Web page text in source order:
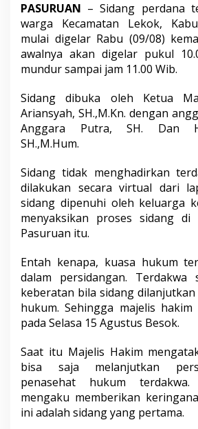
a
n
d
i
S
t
d
o
n
t
a
P
a
s
u
a
n
D
i
t
n
d
a
K
a
r
e
PASURUAN – Sidang perdana
warga Kecamatan Lekok,
mulai digelar Rabu (09/08)
awalnya akan digelar pukul
mundur sampai jam 11.00 Wib.
Sidang dibuka oleh Ketua
Ariansyah, SH.,M.Kn. dengan
Anggara Putra, SH. Dan
SH.,M.Hum.
Sidang tidak menghadirkan
dilakukan secara virtual dari
sidang dipenuhi oleh keluarga
menyaksikan proses sidang di
Pasuruan itu.
Entah kenapa, kuasa hukum
dalam persidangan. Terdakwa
keberatan bila sidang
hukum. Sehingga majelis
pada Selasa 15 Agustus Besok.
Saat itu Majelis Hakim
bisa saja melanjutkan
penasehat hukum
mengaku memberikan
ini adalah sidang yang pertama.